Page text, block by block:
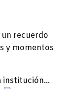
recuerdo
y momentos
institución…